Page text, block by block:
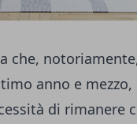
che,
anno e
di rimanere